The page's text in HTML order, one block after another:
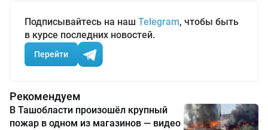
Подписывайтесь на наш Telegram, чтобы быть
в курсе последних новостей.
Перейти
Рекомендуем
В Ташобласти произошёл крупный
пожар в одном из магазинов — видео